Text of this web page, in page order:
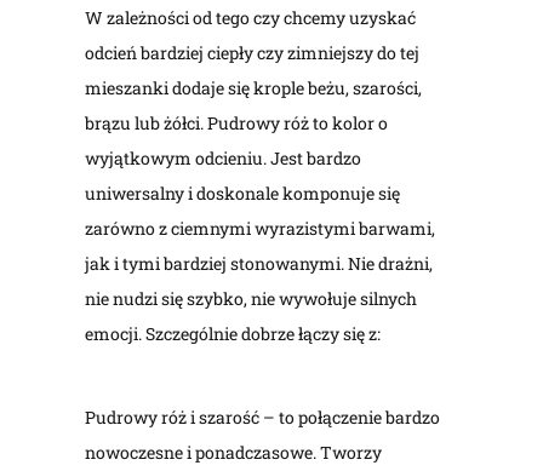
W zależności od tego czy chcemy uzyskać
odcień bardziej ciepły czy zimniejszy do tej
mieszanki dodaje się krople beżu, szarości,
brązu lub żółci. Pudrowy róż to kolor o
wyjątkowym odcieniu. Jest bardzo
uniwersalny i doskonale komponuje się
zarówno z ciemnymi wyrazistymi barwami,
jak i tymi bardziej stonowanymi. Nie drażni,
nie nudzi się szybko, nie wywołuje silnych
emocji. Szczególnie dobrze łączy się z:
Pudrowy róż i szarość – to połączenie bardzo
nowoczesne i ponadczasowe. Tworzy